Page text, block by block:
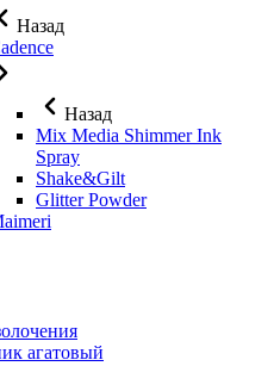
Назад
Назад
Mix Media Shimmer Ink
Spray
Shake&Gilt
Glitter Powder
агатовый